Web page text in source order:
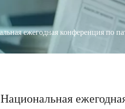
ежегодная конференция по